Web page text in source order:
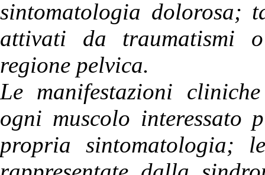
sintomatologia dolorosa;
attivati da traumatismi
regione pelvica.
Le manifestazioni
ogni muscolo interessato
propria sintomatologia;